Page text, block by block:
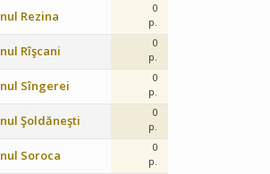
Rezina
0
p.
Rîşcani
0
p.
Sîngerei
0
p.
Şoldăneşti
0
p.
Soroca
0
p.